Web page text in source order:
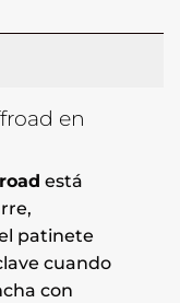
en
está
patinete
cuando
con